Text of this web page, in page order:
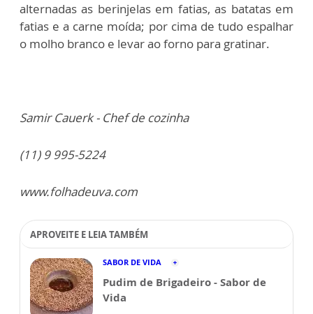
alternadas as berinjelas em fatias, as batatas em
fatias e a carne moída; por cima de tudo espalhar
o molho branco e levar ao forno para gratinar.
Samir Cauerk - Chef de cozinha
(11) 9 995-5224
www.folhadeuva.com
APROVEITE E LEIA TAMBÉM
SABOR DE VIDA
Pudim de Brigadeiro - Sabor de
Vida